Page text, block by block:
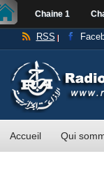
Chaine 1
RSS
Accueil Qui